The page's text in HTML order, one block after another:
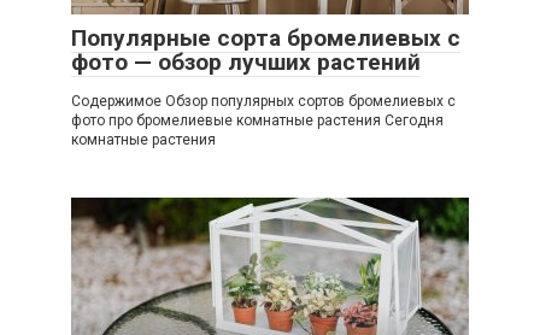
Популярные сорта бромелиевых с
фото — обзор лучших растений
Содержимое Обзор популярных сортов бромелиевых с
фото про бромелиевые комнатные растения Сегодня
комнатные растения